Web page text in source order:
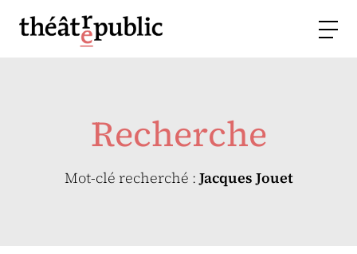
Recherche
Mot-clé recherché :Jacques Jouet